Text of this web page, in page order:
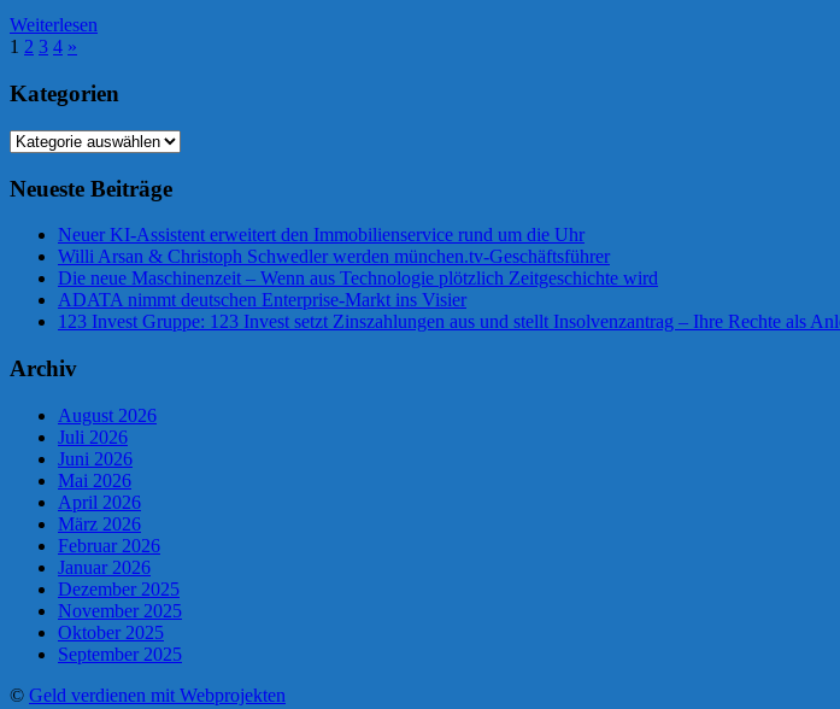
Weiterlesen
Seitennummerierung
der
Beiträge
1 2 3 4 Nächste
»
Kategorien
Kategorien
Neueste Beiträge
Neuer KI-Assistent erweitert den Immobilienservice rund um die Uhr
Willi Arsan & Christoph Schwedler werden münchen.tv-Geschäftsführer
Die neue Maschinenzeit – Wenn aus Technologie plötzlich Zeitgeschichte wird
ADATA nimmt deutschen Enterprise-Markt ins Visier
123 Invest Gruppe: 123 Invest setzt Zinszahlungen aus und stellt Insolvenzantrag – Ihre Rechte als
Archiv
August 2026
Juli 2026
Juni 2026
Mai 2026
April 2026
März 2026
Februar 2026
Januar 2026
Dezember 2025
November 2025
Oktober 2025
September 2025
© Geld verdienen mit Webprojekten